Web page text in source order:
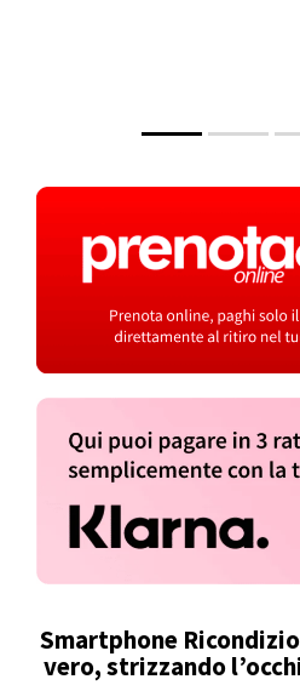
Smartphone
vero, strizzando